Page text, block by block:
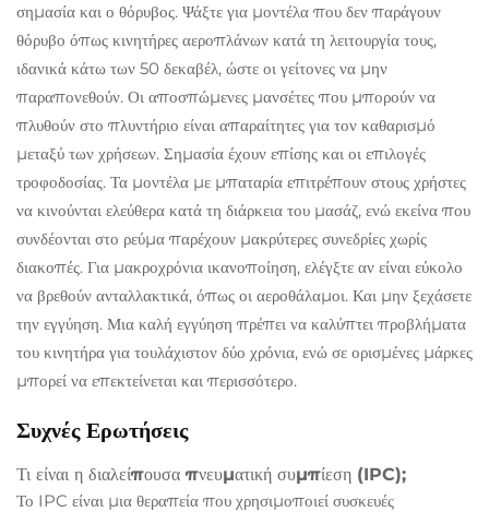
σημασία και ο θόρυβος. Ψάξτε για μοντέλα που δεν παράγουν
θόρυβο όπως κινητήρες αεροπλάνων κατά τη λειτουργία τους,
ιδανικά κάτω των 50 δεκαβέλ, ώστε οι γείτονες να μην
παραπονεθούν. Οι αποσπώμενες μανσέτες που μπορούν να
πλυθούν στο πλυντήριο είναι απαραίτητες για τον καθαρισμό
μεταξύ των χρήσεων. Σημασία έχουν επίσης και οι επιλογές
τροφοδοσίας. Τα μοντέλα με μπαταρία επιτρέπουν στους χρήστες
να κινούνται ελεύθερα κατά τη διάρκεια του μασάζ, ενώ εκείνα που
συνδέονται στο ρεύμα παρέχουν μακρύτερες συνεδρίες χωρίς
διακοπές. Για μακροχρόνια ικανοποίηση, ελέγξτε αν είναι εύκολο
να βρεθούν ανταλλακτικά, όπως οι αεροθάλαμοι. Και μην ξεχάσετε
την εγγύηση. Μια καλή εγγύηση πρέπει να καλύπτει προβλήματα
του κινητήρα για τουλάχιστον δύο χρόνια, ενώ σε ορισμένες μάρκες
μπορεί να επεκτείνεται και περισσότερο.
Συχνές Ερωτήσεις
Τι είναι η διαλείπουσα πνευματική συμπίεση (IPC);
Το IPC είναι μια θεραπεία που χρησιμοποιεί συσκευές